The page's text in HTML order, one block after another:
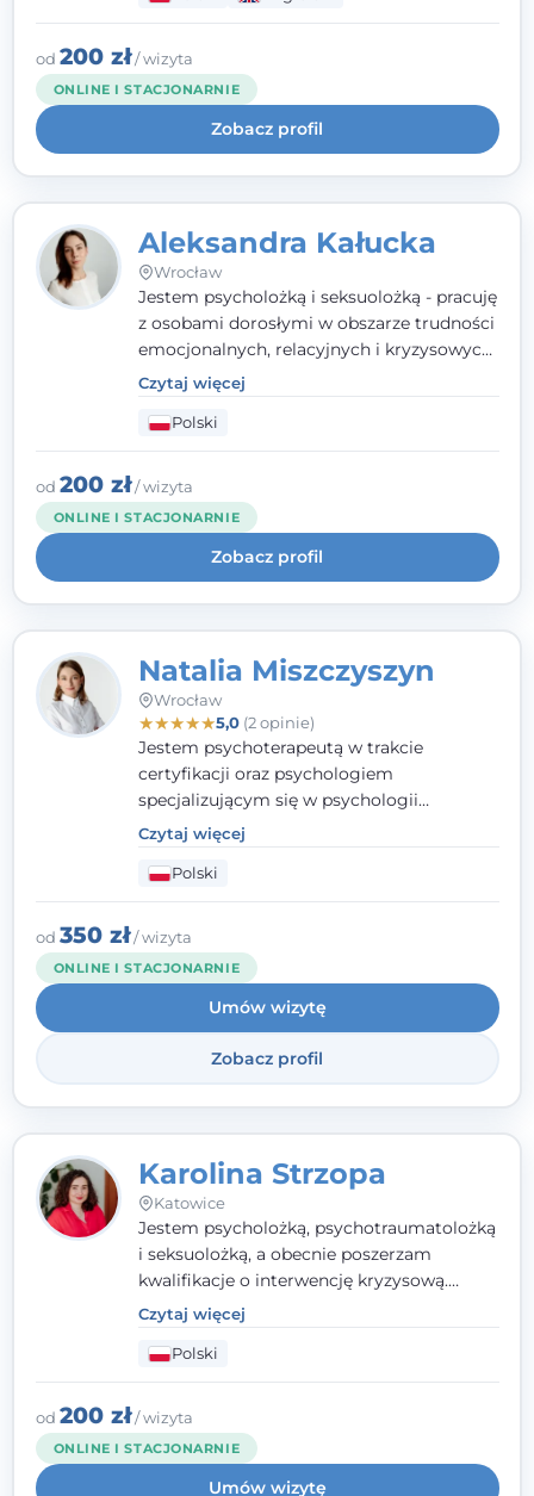
polskim i angielskim, w podejściu
humanistycznym, opartym na
partnerstwie i podmiotowości klienta.
od 200 zł/ wizyta
ONLINE I STACJONARNIE
Zobacz profil
Aleksandra Kałucka
Wrocław
Jestem psycholożką i seksuolożką - pracuję
z osobami dorosłymi w obszarze trudności
emocjonalnych, relacyjnych i kryzysowych,
w tym z osobami po doświadczeniach
przemocy. Ukończyłam psychologię
kliniczną oraz studia podyplomowe z
interwencji kryzysowej i seksuologii
klinicznej na SWPS we Wrocławiu. W pracy
kieruję się empatią, etyką zawodową i
uważnością na potrzeby klienta.
Czytaj więcej
Polski
od 200 zł/ wizyta
ONLINE I STACJONARNIE
Zobacz profil
Natalia Miszczyszyn
Wrocław
★★★★★5,0(2 opinie)
Jestem psychoterapeutą w trakcie
certyfikacji oraz psychologiem
specjalizującym się w psychologii
klinicznej. Ukończyłam również studia
podyplomowe z Praktycznej Diagnozy
Psychologicznej. Aktywnie uczestniczę w
działalności Polskiego Towarzystwa
Psychiatrycznego oraz Polskiego
Towarzystwa Psychologicznego, a także
jestem członkiem nadzwyczajnym
Wielkopolskiego Towarzystwa Terapii
Systemowej.
Czytaj więcej
Polski
od 350 zł/ wizyta
ONLINE I STACJONARNIE
Umów wizytę
Zobacz profil
Karolina Strzopa
Katowice
Jestem psycholożką, psychotraumatolożką
i seksuolożką, a obecnie poszerzam
kwalifikacje o interwencję kryzysową.
Pracuję w nurcie terapii trzeciej fali, łącząc
metody o potwierdzonej skuteczności.
Towarzyszę młodzieży, dorosłym i parom w
radzeniu sobie z bolesnymi
doświadczeniami tak, by mogli żyć pełniej.
Czytaj więcej
Polski
od 200 zł/ wizyta
ONLINE I STACJONARNIE
Umów wizytę